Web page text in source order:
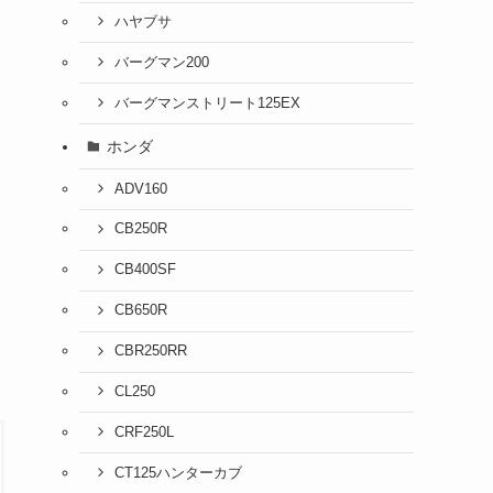
ハヤブサ
バーグマン200
バーグマンストリート125EX
ホンダ
ADV160
CB250R
CB400SF
CB650R
CBR250RR
CL250
CRF250L
CT125ハンターカブ